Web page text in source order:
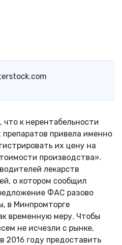
к нерентабельности
привела именно
их цену на
производства».
лекарств
о котором сообщил
ФАС разово
в Минпромторге
временную меру. Чтобы
не исчезли с рынке,
2016 году предоставить